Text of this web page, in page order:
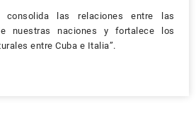
consolida las relaciones entre las
nuestras naciones y fortalece los
entre Cuba e Italia”.